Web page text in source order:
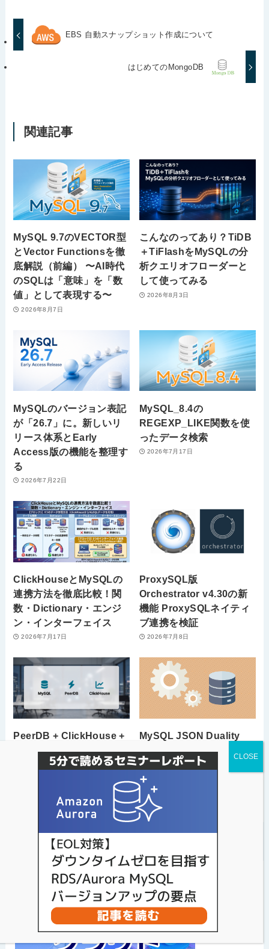
EBS 自動スナップショット作成について
はじめてのMongoDB
関連記事
MySQL 9.7のVECTOR型
とVector Functionsを徹
底解説（前編） 〜AI時代
のSQLは「意味」を「数
値」として表現する〜
2026年8月7日
こんなのってあり？TiDB
＋TiFlashをMySQLの分
析クエリオフローダーと
して使ってみる
2026年8月3日
MySQLのバージョン表記
が「26.7」に。新しいリ
リース体系とEarly
Access版の機能を整理す
る
2026年7月22日
MySQL_8.4の
REGEXP_LIKE関数を使
ったデータ検索
2026年7月17日
ClickHouseとMySQLの
連携方法を徹底比較！関
数・Dictionary・エンジ
ン・インターフェイス
2026年7月17日
ProxySQL版
Orchestrator v4.30の新
機能 ProxySQLネイティ
ブ連携を検証
2026年7月8日
PeerDB + ClickHouse +
MySQL でCDC検証をし
てみた話
MySQL JSON Duality
View 入門：作成方法・更
新方法の注意点について
の検証
2026年5月22日